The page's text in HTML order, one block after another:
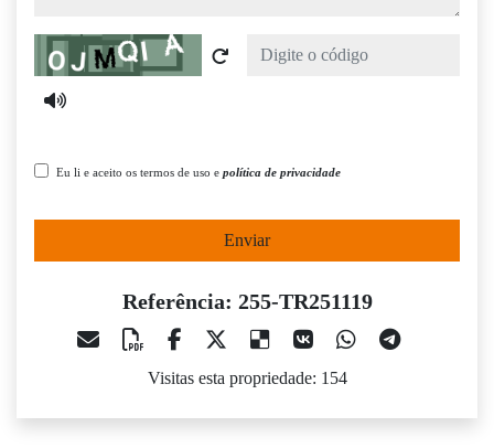
Captcha
Eu li e aceito os termos de uso e política de privacidade
Enviar
Referência: 255-TR251119
Visitas esta propriedade: 154